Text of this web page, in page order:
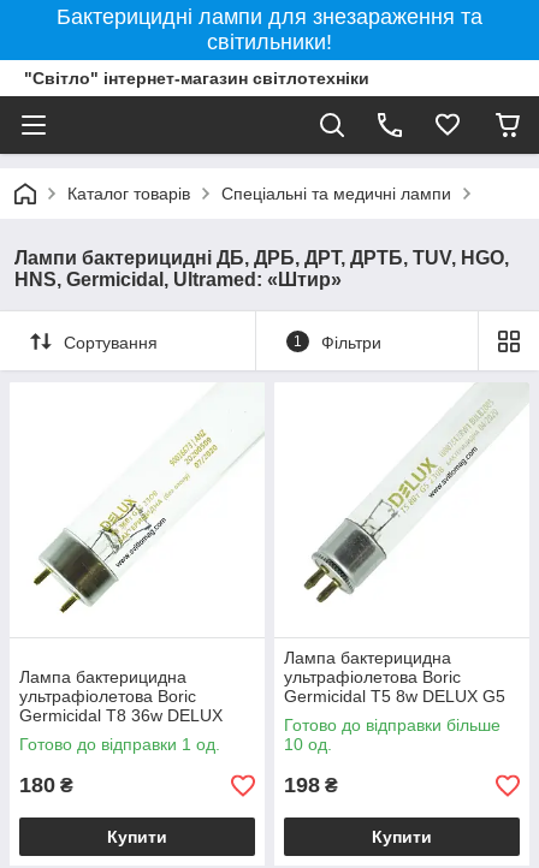
Бактерицидні лампи для знезараження та
світильники!
"Світло" інтернет-магазин світлотехніки
Каталог товарів Спеціальні та медичні лампи
Лампи бактерицидні ДБ, ДРБ, ДРТ, ДРТБ, TUV, HGO,
HNS, Germicidal, Ultramed: «Штир»
Сортування 1 Фільтри
Лампа бактерицидна
ультрафіолетова Boric
Germicidal T8 36w DELUX
G13
Готово до відправки 1 од.
180 ₴
Купити
Лампа бактерицидна
ультрафіолетова Boric
Germicidal T5 8w DELUX G5
Готово до відправки більше
10 од.
198 ₴
Купити